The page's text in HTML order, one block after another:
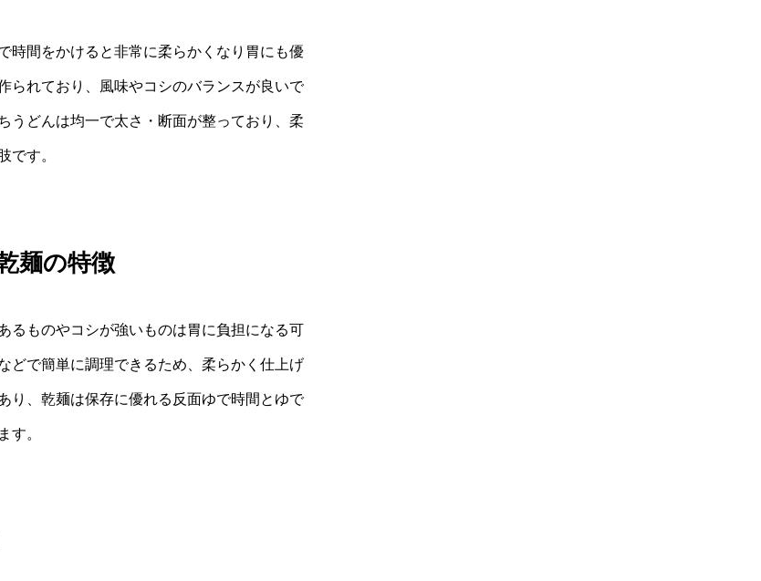
時間をかけると非常に柔らかくなり胃にも優
られており、風味やコシのバランスが良いで
うどんは均一で太さ・断面が整っており、柔
です。
麺の特徴
るものやコシが強いものは胃に負担になる可
どで簡単に調理できるため、柔らかく仕上げ
り、乾麺は保存に優れる反面ゆで時間とゆで
す。